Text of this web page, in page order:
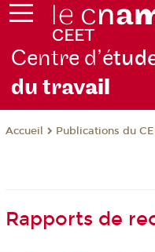
Centre d’é
du travail
Accueil Publications du
Rapports de